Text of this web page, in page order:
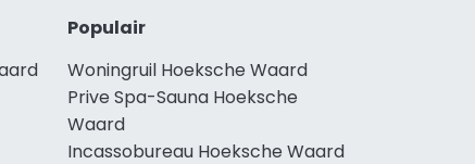
Populair
Woningruil Hoeksche Waard
Prive Spa-Sauna Hoeksche
Waard
Incassobureau Hoeksche Waard